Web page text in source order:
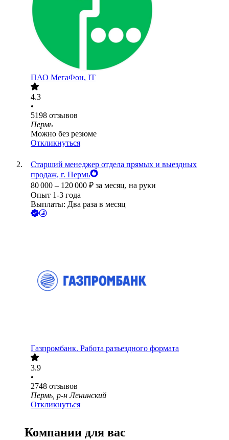
ПАО МегаФон, IT
4.3
•
5198 отзывов
Пермь
Можно без резюме
Откликнуться
Старший менеджер отдела прямых и выездных
продаж, г. Пермь
80 000 – 120 000 ₽ за месяц, на руки
Опыт 1-3 года
Выплаты: Два раза в месяц
Газпромбанк. Работа разъездного формата
3.9
•
2748 отзывов
Пермь, р-н Ленинский
Откликнуться
Компании для вас